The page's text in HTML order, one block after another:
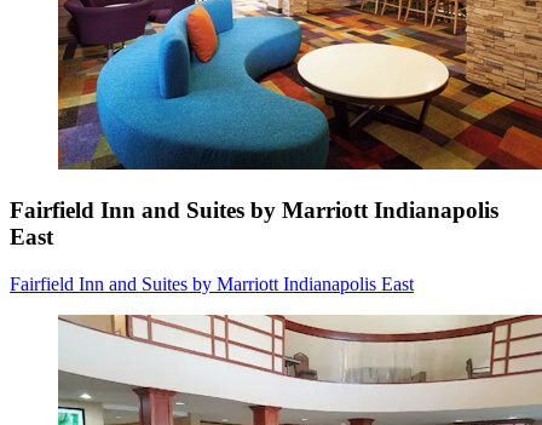
Fairfield Inn and Suites by Marriott Indianapolis
East
Fairfield Inn and Suites by Marriott Indianapolis East